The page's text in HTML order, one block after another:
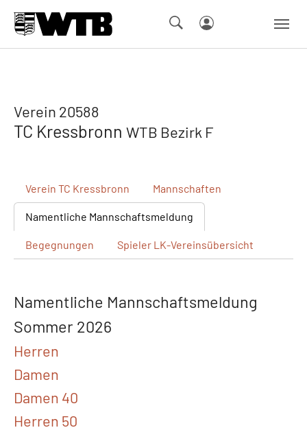
Verein 20588
TC Kressbronn WTB Bezirk F
Verein TC Kressbronn Mannschaften
Namentliche Mannschaftsmeldung
Begegnungen Spieler LK-Vereinsübersicht
Namentliche Mannschaftsmeldung
Sommer 2026
Herren
Damen
Damen 40
Herren 50